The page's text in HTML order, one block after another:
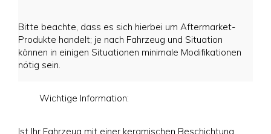
Bitte beachte, dass es sich hierbei um Aftermarket-
Produkte handelt; je nach Fahrzeug und Situation
können in einigen Situationen minimale Modifikationen
nötig sein.
Wichtige Information:
Ist Ihr Fahrzeug mit einer keramischen Beschichtung